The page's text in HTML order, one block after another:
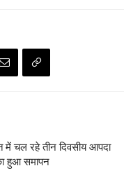
में चल रहे तीन दिवसीय आपदा
हुआ समापन